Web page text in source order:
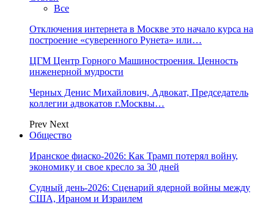
Все
Отключения интернета в Москве это начало курса на
построение «суверенного Рунета» или…
ЦГМ Центр Горного Машиностроения. Ценность
инженерной мудрости
Черных Денис Михайлович, Адвокат, Председатель
коллегии адвокатов г.Москвы…
Prev Next
Общество
Иранское фиаско-2026: Как Трамп потерял войну,
экономику и свое кресло за 30 дней
Судный день-2026: Сценарий ядерной войны между
США, Ираном и Израилем